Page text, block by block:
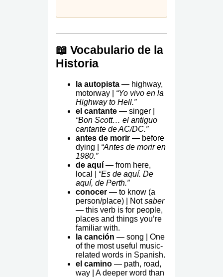
📖 Vocabulario de la
Historia
la autopista— highway,
motorway | “Yo vivo en la
Highway to Hell.”
el cantante— singer |
“Bon Scott… el antiguo
cantante de AC/DC.”
antes de morir— before
dying | “Antes de morir en
1980.”
de aquí— from here,
local | “Es de aquí. De
aquí, de Perth.”
conocer— to know (a
person/place) | Notsaber
— this verb is for people,
places and things you’re
familiar with.
la canción — song | One
of the most useful music-
related words in Spanish.
el camino— path, road,
way | A deeper word than